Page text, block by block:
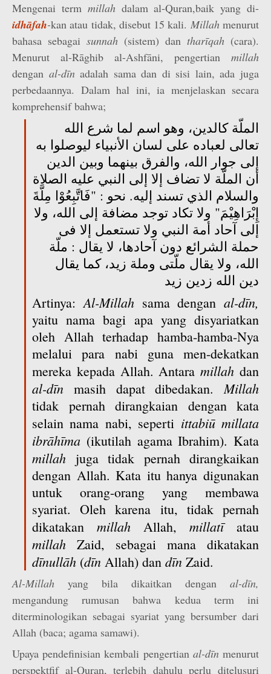
Mengenai term millah dalam al-Quran,baik yang di-
idhāfah-kan atau tidak, disebut 15 kali. Millahmenurut
bahasa sebagai sunnah (sistem) dan tharīqah (cara).
Menurut al-Rāghib al-Ashfāni, pengertian millah
dengan al-dīnadalah sama dan di sisi lain, ada juga
perbedaannya. Dalam hal ini, ia menjelaskan secara
komprehensif bahwa;
الملّة كالدين، وهو اسم لما شرع الله
تعالى لعباده على لسان الأنبياء ليوصلوا به
إلى جوار الله، والفرق بينهما وبين الدين
أن الملّة لا تضاف إلا إلى النبي عليه الصلاة
والسلام الذي تسند إليه. نحو : "فَاتَّبِعُوْا مِلَّةَ
إِبْرَاهِيْمَ" ولا تكاد توجد مضافة إلى الله، ولا
إلى آحاد أمة النبي ولا تستعمل إلا فى
حملة الشرائع دون آحادها، لا يقال : ملّة
الله، ولا يقال ملّتى وملة زيد، كما يقال
دين الله زدين زيد
Artinya:Al-Millah sama dengan al-dīn,
yaitu nama bagi apa yang disyariatkan
oleh Allah terhadap hamba-hamba-Nya
melalui para nabi guna men-dekatkan
mereka kepada Allah. Antaramillahdan
al-dīn masih dapat dibedakan.Millah
tidak pernah dirangkaian dengan kata
selain nama nabi, seperti ittabiū millata
ibrāhīma (ikutilah agama Ibrahim). Kata
millah juga tidak pernah dirangkaikan
dengan Allah. Kata itu hanya digunakan
untuk orang-orang yang membawa
syariat. Oleh karena itu, tidak pernah
dikatakan millah Allah, millatī atau
millah Zaid, sebagai mana dikatakan
dīnullāh (dīn Allah) dan dīn Zaid.
Al-Millah yang bila dikaitkan dengan al-dīn,
mengandung rumusan bahwa kedua term ini
diterminologikan sebagai syariat yang bersumber dari
Allah (baca; agama samawi).
Upaya pendefinisian kembali pengertian al-dīnmenurut
perspektfif al-Quran, terlebih dahulu perlu ditelusuri